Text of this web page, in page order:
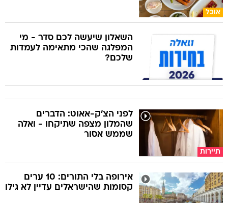
אוכל
השאלון שיעשה לכם סדר - מי
המפלגה שהכי מתאימה לעמדות
שלכם?
תיירות
לפני הצ'ק-אאוט: הדברים
שהמלון מצפה שתיקחו - ואלה
שממש אסור
אירופה בלי התורים: 10 ערים
קסומות שהישראלים עדיין לא גילו